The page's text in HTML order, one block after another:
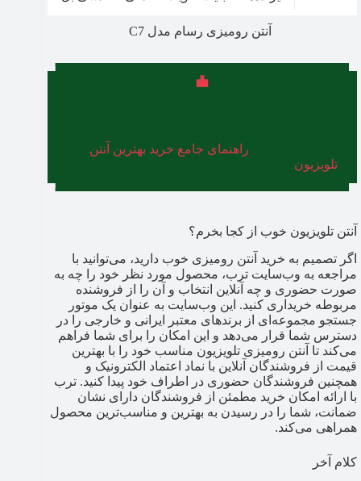
آنتن رومیزی رسام مدل C7
راهنمای جامع خرید بهترین آنتن
تلویزیون
آنتن تلویزیون خوب از کجا بخرم؟
اگر تصمیم به خرید آنتن رومیزی خوب دارید، می‌توانید با
مراجعه به وب‌سایت ترب، محصول مورد نظر خود را چه به
صورت حضوری و چه آنلاین انتخاب و آن را از فروشنده
مربوطه خریداری کنید. این وب‌سایت به عنوان یک موتور
جستجو مجموعه‌ای از برندهای معتبر ایرانی و خارجی را در
دسترس شما قرار می‌دهد و این امکان را برای شما فراهم
می‌کند تا آنتن رومیزی تلویزیون مناسب خود را با بهترین
قیمت از فروشندگان آنلاین با نماد اعتماد الکترونیک و
همچنین فروشندگان حضوری در اطراف خود پیدا کنید. ترب
با ارائه امکان خرید مطمئن از فروشندگان دارای نشان
ضمانت، شما را در رسیدن به بهترین و مناسب‌ترین محصول
همراهی می‌کند.
کلام آخر